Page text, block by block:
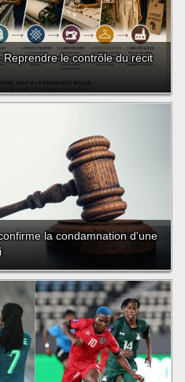
Reprendre le contrôle du récit
la condamnation d'une